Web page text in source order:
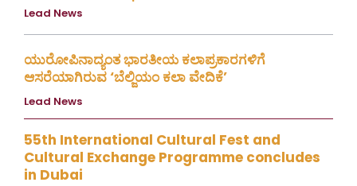
Lead News
ಯುರೋಪಿನಾದ್ಯಂತ ಭಾರತೀಯ ಕಲಾಪ್ರಕಾರಗಳಿಗೆ
ಆಸರೆಯಾಗಿರುವ ‘ಬೆಲ್ಜಿಯಂ ಕಲಾ ವೇದಿಕೆ’
Lead News
55th International Cultural Fest and
Cultural Exchange Programme concludes
in Dubai